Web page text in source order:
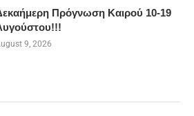
Πρόγνωση Καιρού 10-19
9, 2026